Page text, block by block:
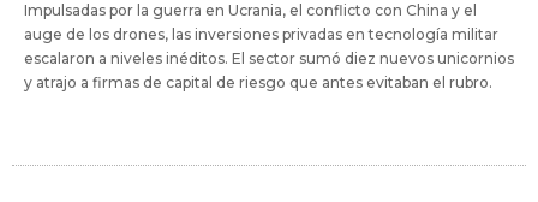
Impulsadas por la guerra en Ucrania, el conflicto con China y el
auge de los drones, las inversiones privadas en tecnología militar
escalaron a niveles inéditos. El sector sumó diez nuevos unicornios
y atrajo a firmas de capital de riesgo que antes evitaban el rubro.